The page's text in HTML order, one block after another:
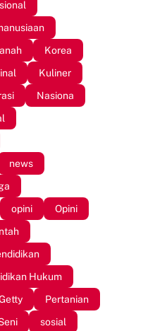
Korea
Kuliner
Nasiona
news
opini
Opini
Hukum
Pertanian
sosial